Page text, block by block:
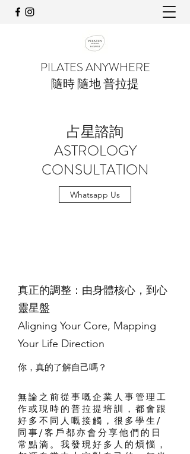
PILATES ANYWHERE
隨時 隨地 普拉提
占星諮詢
ASTROLOGY
CONSULTATION
Whatsapp Us
真正的調整：由身體核心，到心
靈星盤
Aligning Your Core, Mapping
Your Life Direction
你，真的了解自己嗎？
無論之前從事嘅企業人事管理工
作或現時的普拉提培訓，都會跟
好多不同人嘅接觸，很多學生/
同事/客戶都亦會分享他們的日
常點滴。我發現好多人的煩惱，